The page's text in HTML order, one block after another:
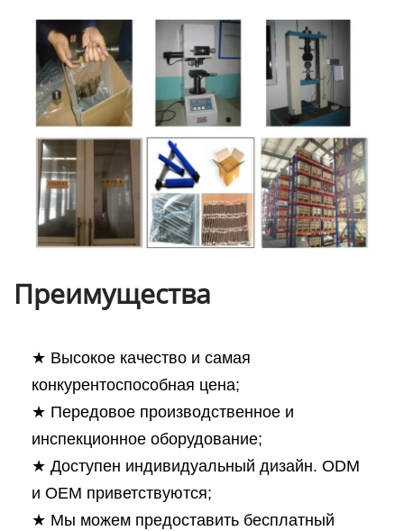
Преимущества
★ Высокое качество и самая
конкурентоспособная цена;
★ Передовое производственное и
инспекционное оборудование;
★ Доступен индивидуальный дизайн. ODM
и OEM приветствуются;
★ Мы можем предоставить бесплатный